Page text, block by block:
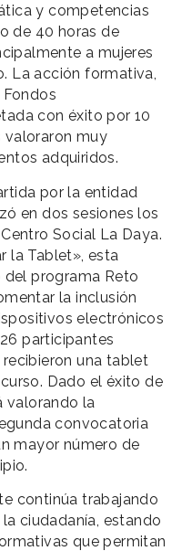
y competencias
de 40 horas de
a mujeres
La acción formativa,
con éxito por 10
valoraron muy
adquiridos.
por la entidad
en dos sesiones los
Social La Daya.
la Tablet», esta
programa Reto
la inclusión
electrónicos
participantes
una tablet
Dado el éxito de
valorando la
convocatoria
mayor número de
continúa trabajando
ciudadanía, estando
que permitan